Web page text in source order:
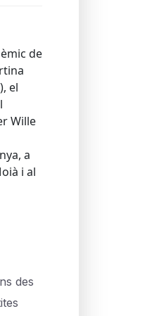
de
el
Wille
a
i al
des